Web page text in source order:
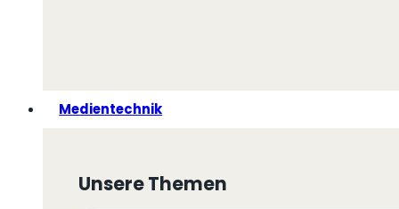
Medientechnik
Unsere Themen